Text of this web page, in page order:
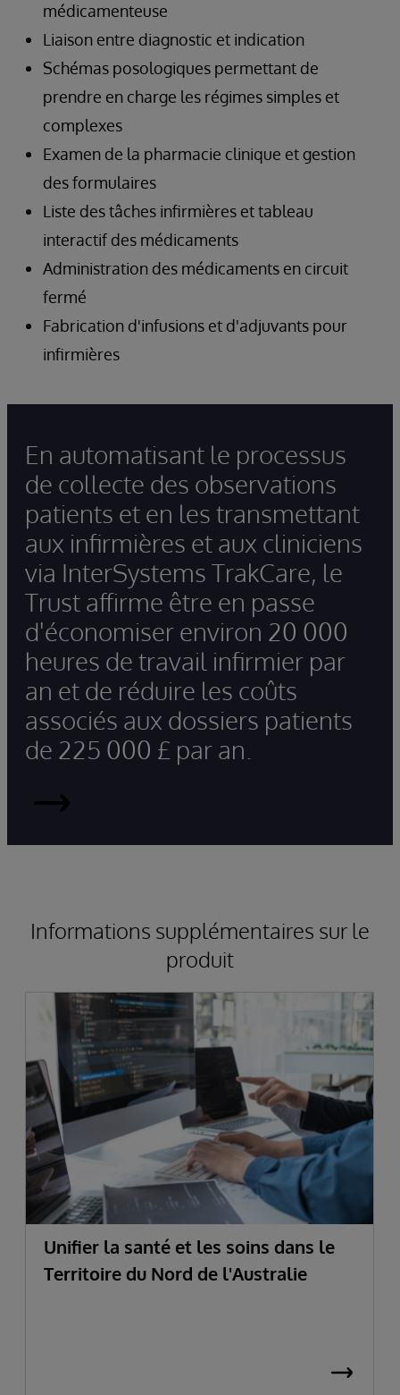
médicamenteuse
Liaison entre diagnostic et indication
Schémas posologiques permettant de
prendre en charge les régimes simples et
complexes
Examen de la pharmacie clinique et gestion
des formulaires
Liste des tâches infirmières et tableau
interactif des médicaments
Administration des médicaments en circuit
fermé
Fabrication d'infusions et d'adjuvants pour
infirmières
En automatisant le processus
de collecte des observations
patients et en les transmettant
aux infirmières et aux cliniciens
via InterSystems TrakCare, le
Trust affirme être en passe
d'économiser environ 20 000
heures de travail infirmier par
an et de réduire les coûts
associés aux dossiers patients
de 225 000 £ par an.
Read
More
Informations supplémentaires sur le
produit
Unifier la santé et les soins dans le
Territoire du Nord de l'Australie